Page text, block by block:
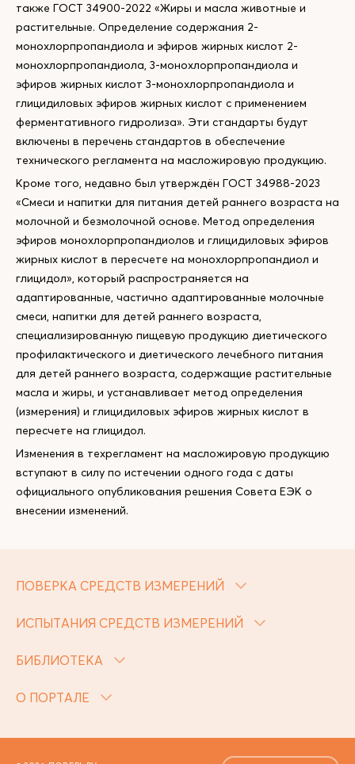
также ГОСТ 34900-2022 «Жиры и масла животные и
растительные. Определение содержания 2-
монохлорпропандиола и эфиров жирных кислот 2-
монохлорпропандиола, 3-монохлорпропандиола и
эфиров жирных кислот 3-монохлорпропандиола и
глицидиловых эфиров жирных кислот с применением
ферментативного гидролиза». Эти стандарты будут
включены в перечень стандартов в обеспечение
технического регламента на масложировую продукцию.
Кроме того, недавно был утверждён ГОСТ 34988-2023
«Смеси и напитки для питания детей раннего возраста на
молочной и безмолочной основе. Метод определения
эфиров монохлорпропандиолов и глицидиловых эфиров
жирных кислот в пересчете на монохлорпропандиол и
глицидол», который распространяется на
адаптированные, частично адаптированные молочные
смеси, напитки для детей раннего возраста,
специализированную пищевую продукцию диетического
профилактического и диетического лечебного питания
для детей раннего возраста, содержащие растительные
масла и жиры, и устанавливает метод определения
(измерения) и глицидиловых эфиров жирных кислот в
пересчете на глицидол.
Изменения в техрегламент на масложировую продукцию
вступают в силу по истечении одного года с даты
официального опубликования решения Совета ЕЭК о
внесении изменений.
ПОВЕРКА СРЕДСТВ ИЗМЕРЕНИЙ
ИСПЫТАНИЯ СРЕДСТВ ИЗМЕРЕНИЙ
БИБЛИОТЕКА
О ПОРТАЛЕ